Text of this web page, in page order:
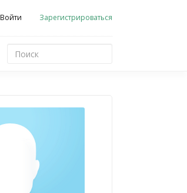
Войти Зарегистрироваться